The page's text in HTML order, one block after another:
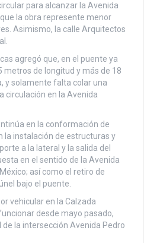
para alcanzar la Avenida
la obra represente menor
Asimismo, la calle Arquitectos
agregó que, en el puente ya
metros de longitud y más de 18
y solamente falta colar una
circulación en la Avenida
en la conformación de
la instalación de estructuras y
a la lateral y la salida del
en el sentido de la Avenida
así como el retiro de
bajo el puente.
vehicular en la Calzada
desde mayo pasado,
la intersección Avenida Pedro